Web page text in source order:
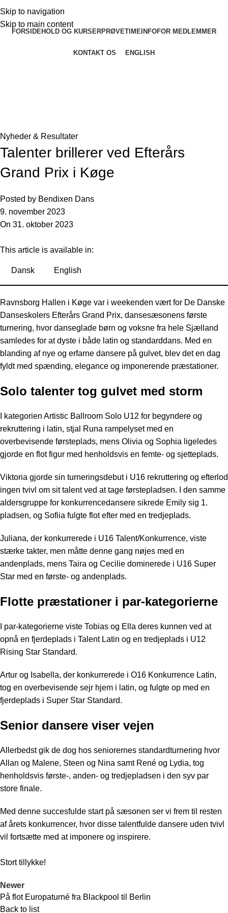
Skip to navigation
Skip to main content
FORSIDE HOLD OG KURSERPRØVETIME INFOFOR MEDLEMMER
KONTAKT OS ENGLISH
Nyheder & Resultater
Talenter brillerer ved Efterårs
Grand Prix i Køge
Posted by Bendixen Dans
9. november 2023
On 31. oktober 2023
This article is available in:
Dansk English
Ravnsborg Hallen i Køge var i weekenden vært for De Danske
Danseskolers Efterårs Grand Prix, dansesæsonens første
turnering, hvor danseglade børn og voksne fra hele Sjælland
samledes for at dyste i både latin og standarddans. Med en
blanding af nye og erfarne dansere på gulvet, blev det en dag
fyldt med spænding, elegance og imponerende præstationer.
Solo talenter tog gulvet med storm
I kategorien Artistic Ballroom Solo U12 for begyndere og
rekruttering i latin, stjal Runa rampelyset med en
overbevisende førsteplads, mens Olivia og Sophia ligeledes
gjorde en flot figur med henholdsvis en femte- og sjetteplads.
Viktoria gjorde sin turneringsdebut i U16 rekruttering og efterlod
ingen tvivl om sit talent ved at tage førstepladsen. I den samme
aldersgruppe for konkurrencedansere sikrede Emily sig 1.
pladsen, og Sofiia fulgte flot efter med en tredjeplads.
Juliana, der konkurrerede i U16 Talent/Konkurrence, viste
stærke takter, men måtte denne gang nøjes med en
andenplads, mens Taira og Cecilie dominerede i U16 Super
Star med en første- og andenplads.
Flotte præstationer i par-kategorierne
I par-kategorierne viste Tobias og Ella deres kunnen ved at
opnå en fjerdeplads i Talent Latin og en tredjeplads i U12
Rising Star Standard.
Artur og Isabella, der konkurrerede i O16 Konkurrence Latin,
tog en overbevisende sejr hjem i latin, og fulgte op med en
fjerdeplads i Super Star Standard.
Senior dansere viser vejen
Allerbedst gik de dog hos seniorernes standardturnering hvor
Allan og Malene, Steen og Nina samt René og Lydia, tog
henholdsvis første-, anden- og tredjepladsen i den syv par
store finale.
Med denne succesfulde start på sæsonen ser vi frem til resten
af årets konkurrencer, hvor disse talentfulde dansere uden tvivl
vil fortsætte med at imponere og inspirere.
Stort tillykke!
Newer
På flot Europaturné fra Blackpool til Berlin
Back to list